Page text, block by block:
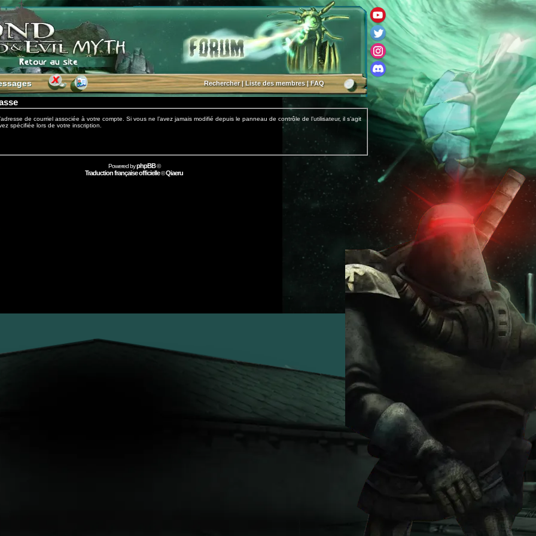
Rechercher|Liste des membres|FAQ
de courriel associée à votre compte. Si vous ne l’avez jamais modifié depuis le panneau de contrôle de l’utilisateur, il s’agit
spécifiée lors de votre inscription.
Powered byphpBB©
Traduction française officielle©Qiaeru